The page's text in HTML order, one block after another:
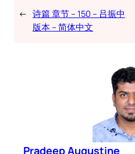
← 诗篇 章节 – 150 – 吕振中
版本 – 简体中文
Pradeep Augustine